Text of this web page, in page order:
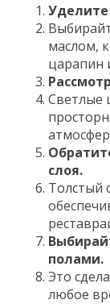
маслом,
царапин
Светлые
слоя.
Толстый
полами.
Это
любое